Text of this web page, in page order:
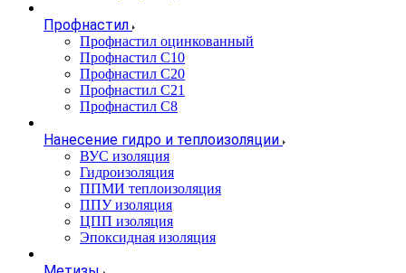
Профнастил
Профнастил оцинкованный
Профнастил С10
Профнастил С20
Профнастил С21
Профнастил С8
Нанесение гидро и теплоизоляции
ВУС изоляция
Гидроизоляция
ППМИ теплоизоляция
ППУ изоляция
ЦПП изоляция
Эпоксидная изоляция